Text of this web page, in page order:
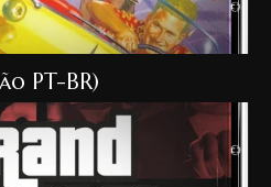
PT-BR)